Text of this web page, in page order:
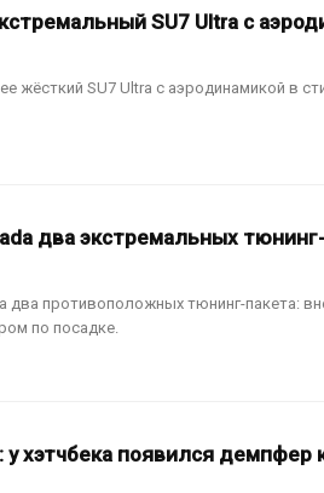
SU7 Ultra с
жёсткий SU7 Ultra с аэродинамикой в
два экстремальных
два противоположных тюнинг-пакета:
по посадке.
хэтчбека появился демпфер